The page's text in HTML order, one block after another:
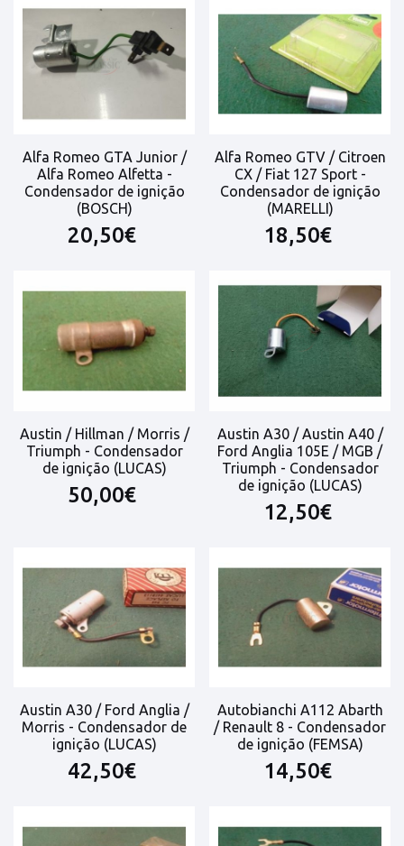
Alfa Romeo GTA Junior /
Alfa Romeo Alfetta -
Condensador de ignição
(BOSCH)
20,50€
Alfa Romeo GTV / Citroen
CX / Fiat 127 Sport -
Condensador de ignição
(MARELLI)
18,50€
Austin / Hillman / Morris /
Triumph - Condensador
de ignição (LUCAS)
50,00€
Austin A30 / Austin A40 /
Ford Anglia 105E / MGB /
Triumph - Condensador
de ignição (LUCAS)
12,50€
Austin A30 / Ford Anglia /
Morris - Condensador de
ignição (LUCAS)
42,50€
Autobianchi A112 Abarth
/ Renault 8 - Condensador
de ignição (FEMSA)
14,50€